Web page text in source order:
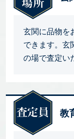
玄関に品物を
できます。玄
の場で査定い
教